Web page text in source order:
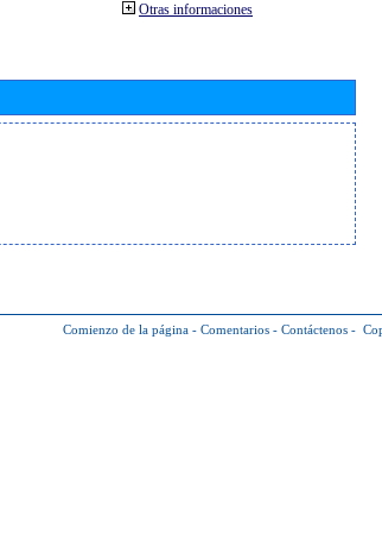
Otras informaciones
Comienzo de la página - Comentarios - Contáctenos -